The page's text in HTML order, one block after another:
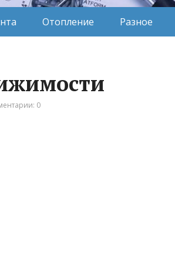
Отопление Разное
0